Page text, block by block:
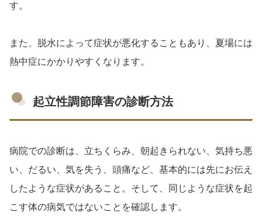
す。
また、脱水によって症状が悪化することもあり、夏場には
熱中症にかかりやすくなります。
起立性調節障害の診断方法
病院での診断は、立ちくらみ、朝起きられない、気持ち悪
い、だるい、気を失う、頭痛など、基本的には先にお伝え
したような症状があること。そして、同じような症状を起
こす体の病気ではないことを確認します。